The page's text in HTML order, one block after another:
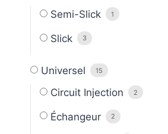
Semi-Slick 1
Slick 3
Universel 15
Circuit Injection 2
Échangeur 2